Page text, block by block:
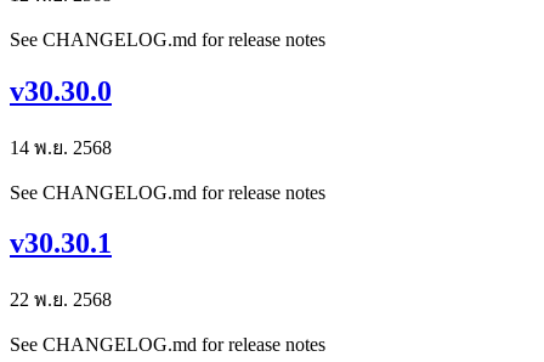
See CHANGELOG.md for release notes
v30.30.0
14 พ.ย. 2568
See CHANGELOG.md for release notes
v30.30.1
22 พ.ย. 2568
See CHANGELOG.md for release notes